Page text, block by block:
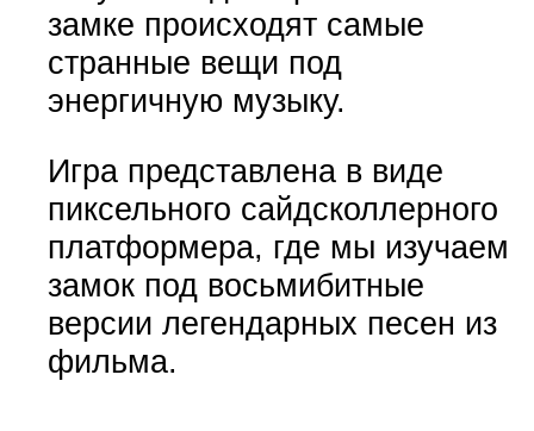
замке происходят самые
странные вещи под
энергичную музыку.
Игра представлена в виде
пиксельного сайдсколлерного
платформера, где мы изучаем
замок под восьмибитные
версии легендарных песен из
фильма.